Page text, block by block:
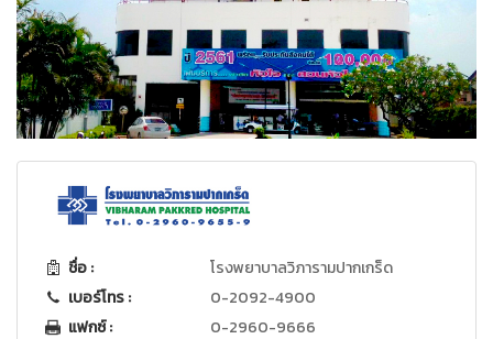
ชื่อ :
โรงพยาบาลวิภารามปากเกร็ด
เบอร์โทร :
0-2092-4900
แฟกซ์ :
0-2960-9666